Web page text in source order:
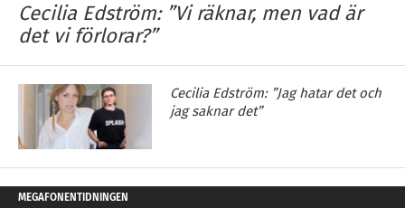
Cecilia Edström: ”Vi räknar, men vad är
det vi förlorar?”
Cecilia Edström: ”Jag hatar det och
jag saknar det”
MEGAFONENTIDNINGEN